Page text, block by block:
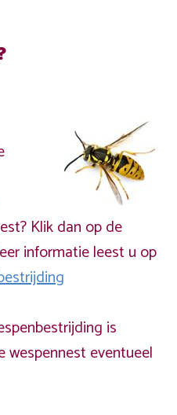
Klik dan op de
informatie leest u op
is
wespennest eventueel